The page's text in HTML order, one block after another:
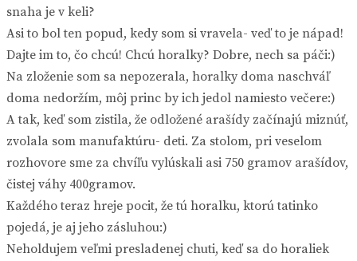
snaha je v keli?
Asi to bol ten popud, kedy som si vravela- veď to je nápad!
Dajte im to, čo chcú! Chcú horalky? Dobre, nech sa páči:)
Na zloženie som sa nepozerala, horalky doma naschváľ
doma nedoržím, môj princ by ich jedol namiesto večere:)
A tak, keď som zistila, že odložené arašídy začínajú miznúť,
zvolala som manufaktúru- deti. Za stolom, pri veselom
rozhovore sme za chvíľu vylúskali asi 750 gramov arašídov,
čistej váhy 400gramov.
Každého teraz hreje pocit, že tú horalku, ktorú tatinko
pojedá, je aj jeho zásluhou:)
Neholdujem veľmi presladenej chuti, keď sa do horaliek